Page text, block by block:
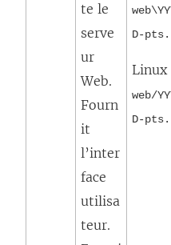
te le
serve
ur
Web.
Fourn
it
l’inter
face
utilisa
teur.
D-
Linux
web/
D-